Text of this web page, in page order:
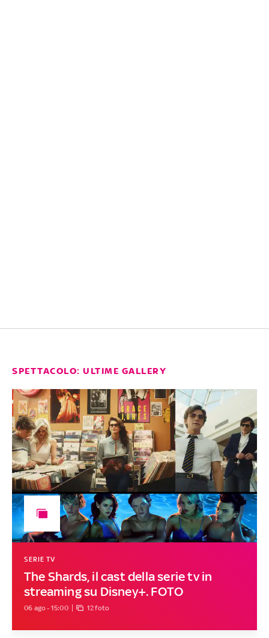
SPETTACOLO: ULTIME GALLERY
The Shards, il cast della serie tv in
streaming su Disney+. FOTO
SERIE TV
06 ago - 15:00 12 foto